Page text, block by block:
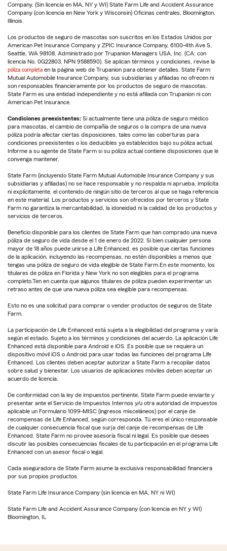
Company. (Sin licencia en MA, NY y WI) State Farm Life and Accident Assurance
Company (con licencia en New York y Wisconsin) Oficinas centrales, Bloomington,
Illinois.
Los productos de seguro de mascotas son suscritos en los Estados Unidos por
American Pet Insurance Company y ZPIC Insurance Company, 6100-4th Ave S,
Seattle, WA 98108. Administrado por Trupanion Managers USA, Inc. (CA: con
licencia No. 0G22803, NPN 9588590). Se aplican términos y condiciones, revise la
póliza completa en la página web de Trupanion para obtener detalles. State Farm
Mutual Automobile Insurance Company, sus subsidiarias y afiliadas no ofrecen ni
son responsables financieramente por los productos de seguro de mascotas.
State Farm es una entidad independiente y no está afiliada con Trupanion ni con
American Pet Insurance.
Condiciones preexistentes: Si actualmente tiene una póliza de seguro médico
para mascotas, el cambio de compañía de seguros o la compra de una nueva
póliza podría afectar ciertas disposiciones, tales como las coberturas para
condiciones preexistentes o los deducibles ya establecidos bajo su póliza actual.
Informe a su agente de State Farm si su póliza actual contiene disposiciones que le
convenga mantener.
State Farm (incluyendo State Farm Mutual Automobile Insurance Company y sus
subsidiarias y afiliadas) no se hace responsable y no respalda ni aprueba, implícita
ni explícitamente, el contenido de ningún sitio de terceros al que se haga referencia
en este material. Los productos y servicios son ofrecidos por terceros y State
Farm no garantiza la mercantabilidad, la idoneidad ni la calidad de los productos y
servicios de terceros.
Beneficio disponible para los clientes de State Farm que han comprado una nueva
póliza de seguro de vida desde el 1 de enero de 2022. Si bien cualquier persona
mayor de 18 años puede unirse a Life Enhanced, es posible que ciertas funciones
de la aplicación, incluyendo las recompensas, no estén disponibles a menos que
tengas una póliza de seguro de vida elegible de State Farm.En este momento, los
titulares de póliza en Florida y New York no son elegibles para el programa
completo.Ten en cuenta que algunos titulares de póliza pueden experimentar un
retraso antes de que una nueva póliza sea elegible para recompensas.
Esto no es una solicitud para comprar o vender productos de seguros de State
Farm.
La participación de Life Enhanced está sujeta a la elegibilidad del programa y varía
según el estado. Sujeto a los términos y condiciones del acuerdo. La aplicación Life
Enhanced está disponible para Android e iOS. Es posible que se requiera un
dispositivo móvil iOS o Android para usar todas las funciones del programa Life
Enhanced. Los clientes deben aceptar autorizar a State Farm a recopilar datos
sobre salud y bienestar. Los usuarios de aplicaciones móviles deben aceptar un
acuerdo de licencia.
De conformidad con la ley de impuestos pertinente, State Farm puede enviarte y
presentar ante el Servicio de Impuestos Internos y/u otra autoridad de impuestos
aplicable un Formulario 1099-MISC (ingresos misceláneos) por el canje de
recompensas de Life Enhanced, según corresponda. Tú eres el único responsable
de cualquier consecuencia fiscal que surja del canje de recompensas de Life
Enhanced. State Farm no provee asesoría fiscal ni legal. Es posible que desees
discutir las posibles consecuencias fiscales de tu participación en el programa Life
Enhanced con un asesor fiscal o legal.
Cada aseguradora de State Farm asume la exclusiva responsabilidad financiera
por sus propios productos.
State Farm Life Insurance Company (sin licencia en MA, NY ni WI)
State Farm Life and Accident Assurance Company (con licencia en NY y WI)
Bloomington, IL